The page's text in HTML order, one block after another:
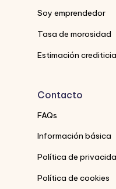
Soy emprendedor
Tasa de morosidad
Estimación
Contacto
FAQs
Información básica
Política de
Política de cookies